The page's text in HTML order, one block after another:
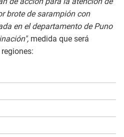
brote de sarampión con
en el departamento de Puno
medida que será